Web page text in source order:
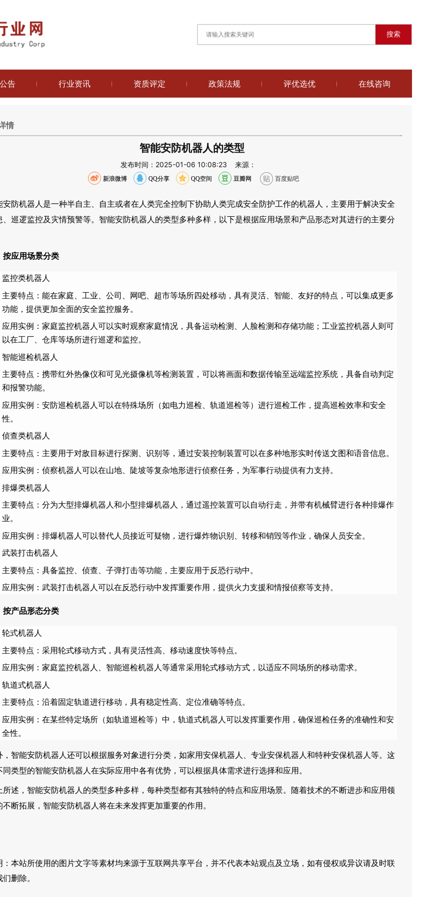
搜索
告 行业资讯 资质评定 政策法规 评优选优 在线咨询
情
智能安防机器人的类型
发布时间：2025-01-06 10:08:23 来源：
新浪微博 QQ分享 QQ空间 豆瓣网 百度贴吧
安防机器人是一种半自主、自主或者在人类完全控制下协助人类完成安全防护工作的机器人，主要用于解决安全
、巡逻监控及灾情预警等。智能安防机器人的类型多种多样，以下是根据应用场景和产品形态对其进行的主要分
按应用场景分类
监控类机器人
主要特点：能在家庭、工业、公司、网吧、超市等场所四处移动，具有灵活、智能、友好的特点，可以集成更多
功能，提供更加全面的安全监控服务。
应用实例：家庭监控机器人可以实时观察家庭情况，具备运动检测、人脸检测和存储功能；工业监控机器人则可
以在工厂、仓库等场所进行巡逻和监控。
智能巡检机器人
主要特点：携带红外热像仪和可见光摄像机等检测装置，可以将画面和数据传输至远端监控系统，具备自动判定
和报警功能。
应用实例：安防巡检机器人可以在特殊场所（如电力巡检、轨道巡检等）进行巡检工作，提高巡检效率和安全
性。
侦查类机器人
主要特点：主要用于对敌目标进行探测、识别等，通过安装控制装置可以在多种地形实时传送文图和语音信息。
应用实例：侦察机器人可以在山地、陡坡等复杂地形进行侦察任务，为军事行动提供有力支持。
排爆类机器人
主要特点：分为大型排爆机器人和小型排爆机器人，通过遥控装置可以自动行走，并带有机械臂进行各种排爆作
业。
应用实例：排爆机器人可以替代人员接近可疑物，进行爆炸物识别、转移和销毁等作业，确保人员安全。
武装打击机器人
主要特点：具备监控、侦查、子弹打击等功能，主要应用于反恐行动中。
应用实例：武装打击机器人可以在反恐行动中发挥重要作用，提供火力支援和情报侦察等支持。
按产品形态分类
轮式机器人
主要特点：采用轮式移动方式，具有灵活性高、移动速度快等特点。
应用实例：家庭监控机器人、智能巡检机器人等通常采用轮式移动方式，以适应不同场所的移动需求。
轨道式机器人
主要特点：沿着固定轨道进行移动，具有稳定性高、定位准确等特点。
应用实例：在某些特定场所（如轨道巡检等）中，轨道式机器人可以发挥重要作用，确保巡检任务的准确性和安
全性。
，智能安防机器人还可以根据服务对象进行分类，如家用安保机器人、专业安保机器人和特种安保机器人等。这
同类型的智能安防机器人在实际应用中各有优势，可以根据具体需求进行选择和应用。
所述，智能安防机器人的类型多种多样，每种类型都有其独特的特点和应用场景。随着技术的不断进步和应用领
不断拓展，智能安防机器人将在未来发挥更加重要的作用。
：本站所使用的图片文字等素材均来源于互联网共享平台，并不代表本站观点及立场，如有侵权或异议请及时联
删除。